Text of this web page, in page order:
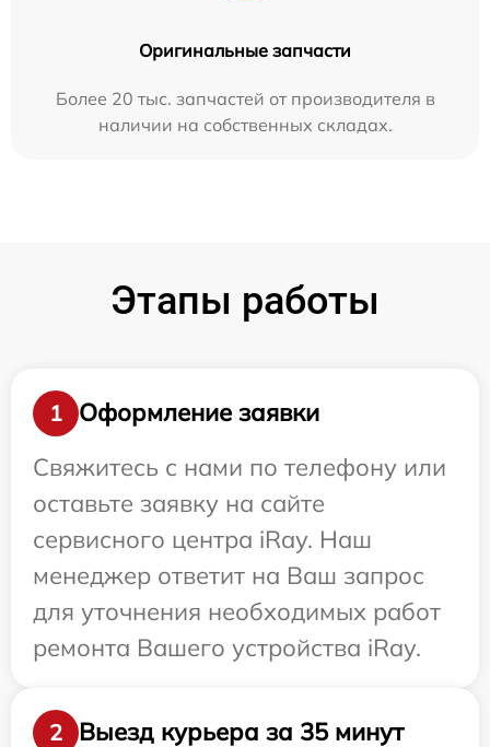
Оригинальные запчасти
Более 20 тыс. запчастей от производителя в
наличии на собственных складах.
Этапы работы
1
Оформление заявки
Свяжитесь с нами по телефону или
оставьте заявку на сайте
сервисного центра iRay. Наш
менеджер ответит на Ваш запрос
для уточнения необходимых работ
ремонта Вашего устройства iRay.
2 Выезд курьера за 35 минут